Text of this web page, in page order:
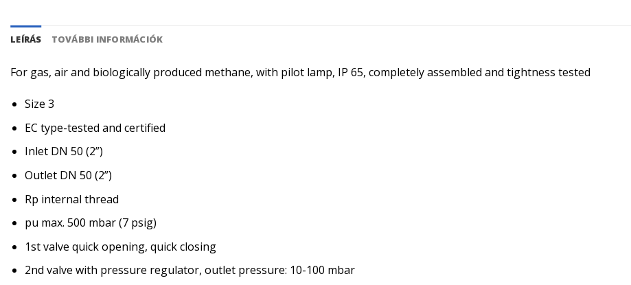
LEÍRÁS TOVÁBBI INFORMÁCIÓK
For gas, air and biologically produced methane, with pilot lamp, IP 65, completely assembled and tightness tested
Size 3
EC type-tested and certified
Inlet DN 50 (2”)
Outlet DN 50 (2”)
Rp internal thread
pu max. 500 mbar (7 psig)
1st valve quick opening, quick closing
2nd valve with pressure regulator, outlet pressure: 10-100 mbar